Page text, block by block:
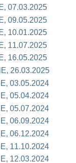
07.03.2025
09.05.2025
10.01.2025
11.07.2025
16.05.2025
26.03.2025
03.05.2024
05.04.2024
05.07.2024
06.09.2024
06.12.2024
11.10.2024
12.03.2024